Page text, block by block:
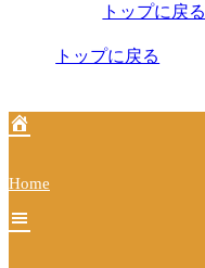
シ
トップに戻る
トップに戻る
Home